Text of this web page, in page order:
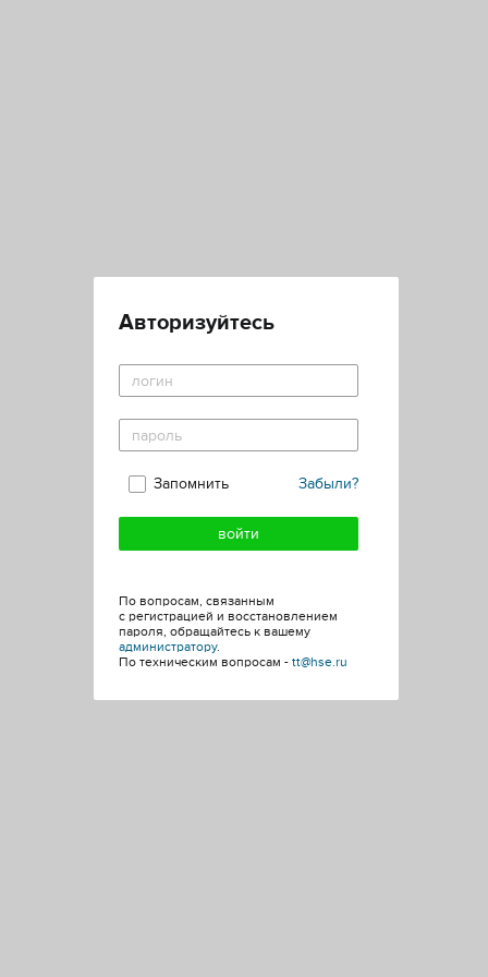
Авторизуйтесь
Забыли?
Запомнить
По вопросам, связанным
с регистрацией и восстановлением
пароля, обращайтесь к вашему
администратору.
По техническим вопросам - tt@hse.ru